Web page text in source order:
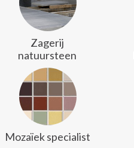
Zagerij
natuursteen
Mozaïek specialist